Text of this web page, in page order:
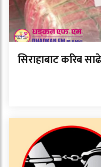
सिराहाबाट करिब